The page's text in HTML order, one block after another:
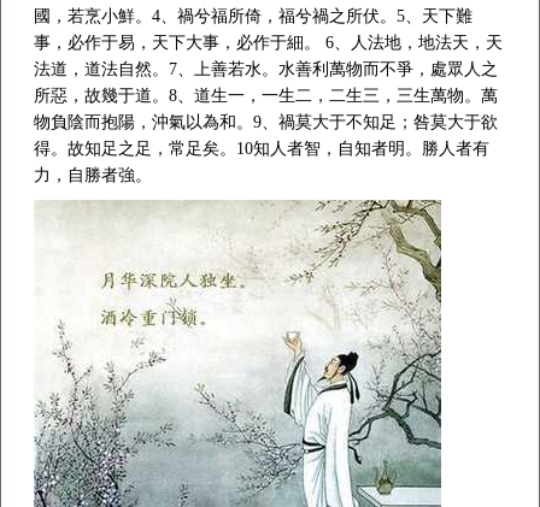
國，若烹小鮮。4、禍兮福所倚，福兮禍之所伏。5、天下難
事，必作于易，天下大事，必作于細。 6、人法地，地法天，天
法道，道法自然。7、上善若水。水善利萬物而不爭，處眾人之
所惡，故幾于道。8、道生一，一生二，二生三，三生萬物。萬
物負陰而抱陽，沖氣以為和。9、禍莫大于不知足；咎莫大于欲
得。故知足之足，常足矣。10知人者智，自知者明。勝人者有
力，自勝者強。